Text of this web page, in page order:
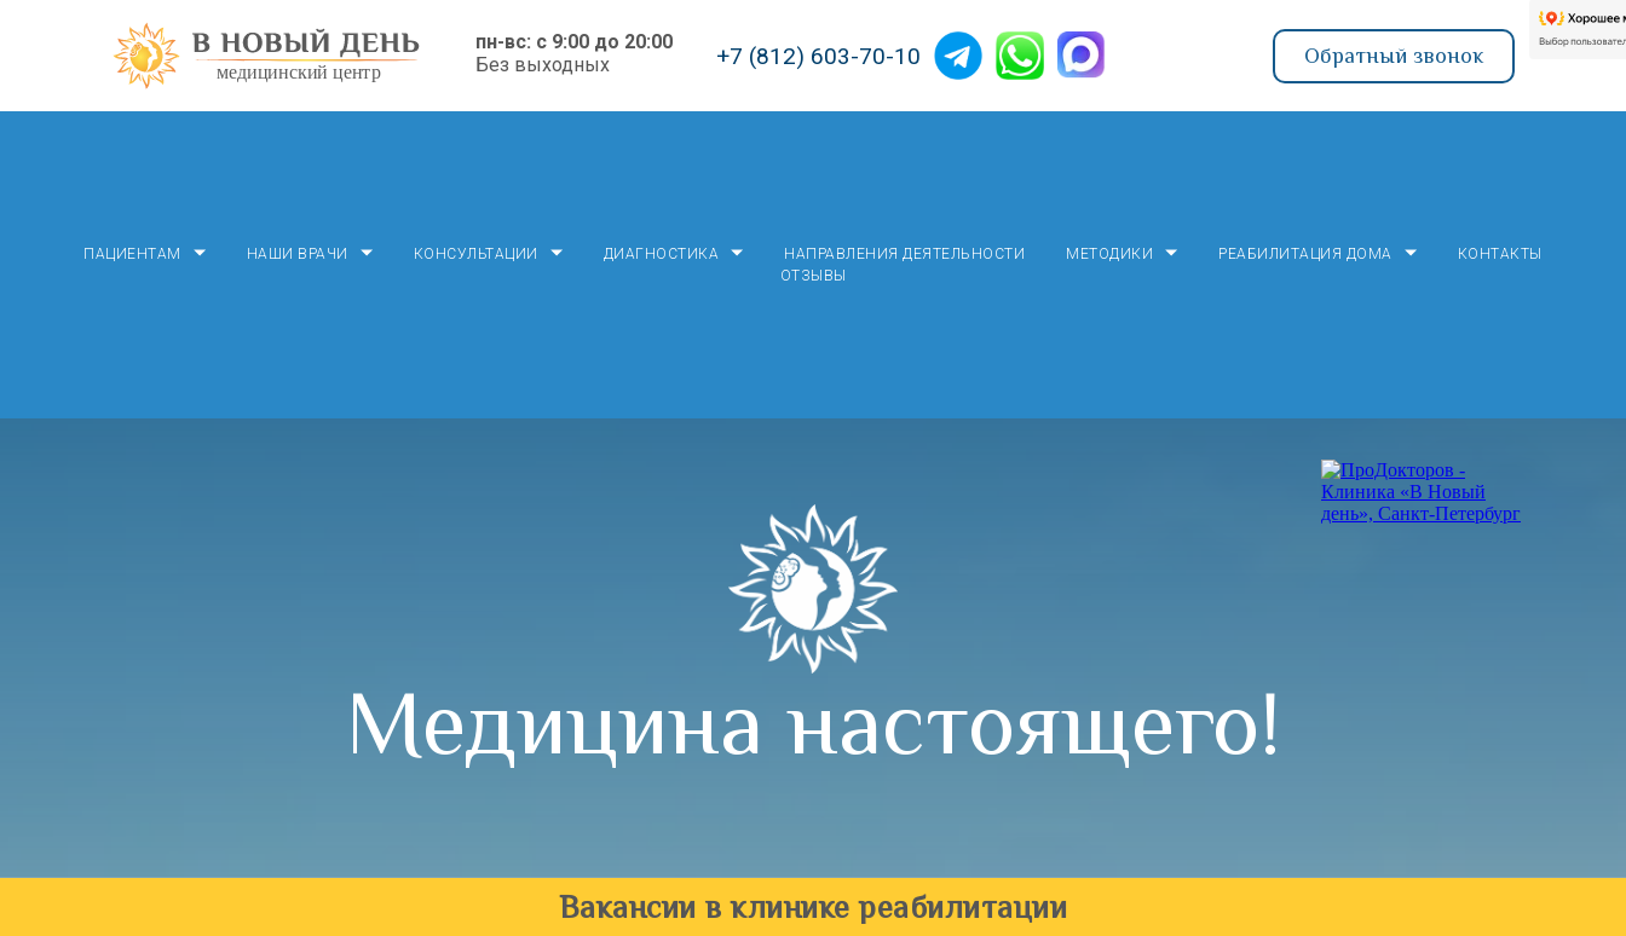
+7 (812) 603-70-10
пн-вс: с 9:00 до 20:00
Без выходных
Обратный звонок
ПАЦИЕНТАМ НАШИ ВРАЧИ КОНСУЛЬТАЦИИ ДИАГНОСТИКА НАПРАВЛЕНИЯ ДЕЯТЕЛЬНОСТИ МЕТОДИКИ РЕАБИЛИТАЦИЯ ДОМА
КОНТАКТЫ
ОТЗЫВЫ
Медицина настоящего!
Вакансии в клинике реабилитации